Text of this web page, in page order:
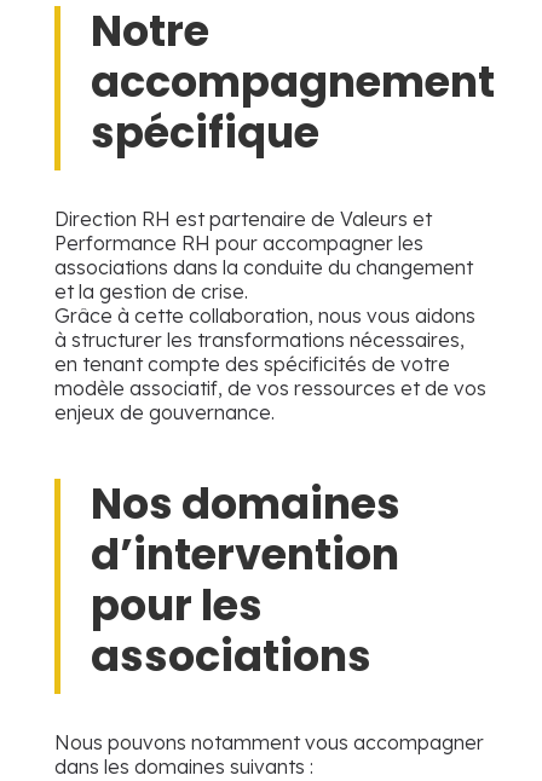
Notre
accompagnement
spécifique
Direction RH est partenaire de Valeurs et
Performance RH pour accompagner les
associations dans la conduite du changement
et la gestion de crise.
Grâce à cette collaboration, nous vous aidons
à structurer les transformations nécessaires,
en tenant compte des spécificités de votre
modèle associatif, de vos ressources et de vos
enjeux de gouvernance.
Nos domaines
d’intervention
pour les
associations
Nous pouvons notamment vous accompagner
dans les domaines suivants :